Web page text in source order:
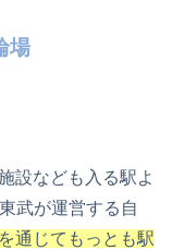
場
設なども入る駅よ
武が運営する自
通じてもっとも駅